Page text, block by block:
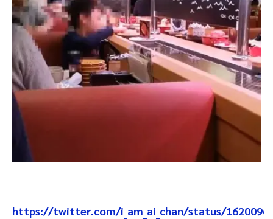
https://twitter.com/i_am_ai_chan/status/